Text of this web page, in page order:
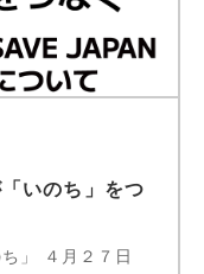
いのち」をつ
」 ４月２７日